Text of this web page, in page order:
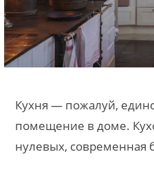
Кухня — пожалуй,
помещение в доме.
нулевых, современная